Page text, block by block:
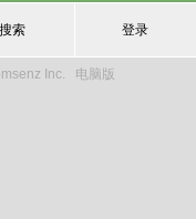
搜索 登录
Inc. 电脑版